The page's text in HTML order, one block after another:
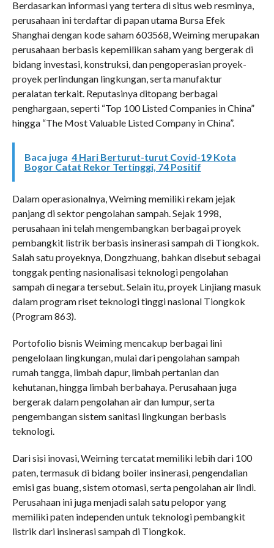
Berdasarkan informasi yang tertera di situs web resminya,
perusahaan ini terdaftar di papan utama Bursa Efek
Shanghai dengan kode saham 603568, Weiming merupakan
perusahaan berbasis kepemilikan saham yang bergerak di
bidang investasi, konstruksi, dan pengoperasian proyek-
proyek perlindungan lingkungan, serta manufaktur
peralatan terkait. Reputasinya ditopang berbagai
penghargaan, seperti “Top 100 Listed Companies in China”
hingga “The Most Valuable Listed Company in China”.
Baca juga 4 Hari Berturut-turut Covid-19 Kota
Bogor Catat Rekor Tertinggi, 74 Positif
Dalam operasionalnya, Weiming memiliki rekam jejak
panjang di sektor pengolahan sampah. Sejak 1998,
perusahaan ini telah mengembangkan berbagai proyek
pembangkit listrik berbasis insinerasi sampah di Tiongkok.
Salah satu proyeknya, Dongzhuang, bahkan disebut sebagai
tonggak penting nasionalisasi teknologi pengolahan
sampah di negara tersebut. Selain itu, proyek Linjiang masuk
dalam program riset teknologi tinggi nasional Tiongkok
(Program 863).
Portofolio bisnis Weiming mencakup berbagai lini
pengelolaan lingkungan, mulai dari pengolahan sampah
rumah tangga, limbah dapur, limbah pertanian dan
kehutanan, hingga limbah berbahaya. Perusahaan juga
bergerak dalam pengolahan air dan lumpur, serta
pengembangan sistem sanitasi lingkungan berbasis
teknologi.
Dari sisi inovasi, Weiming tercatat memiliki lebih dari 100
paten, termasuk di bidang boiler insinerasi, pengendalian
emisi gas buang, sistem otomasi, serta pengolahan air lindi.
Perusahaan ini juga menjadi salah satu pelopor yang
memiliki paten independen untuk teknologi pembangkit
listrik dari insinerasi sampah di Tiongkok.